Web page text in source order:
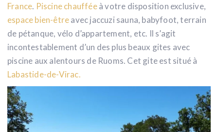
France. Piscine chaufféeà votre disposition exclusive,
espace bien-êtreavec jaccuzi sauna, babyfoot, terrain
de pétanque, vélo d’appartement, etc. Il s’agit
incontestablement d’un des plus beaux gites avec
piscine aux alentours de Ruoms. Cet gite est situé à
Labastide-de-Virac.